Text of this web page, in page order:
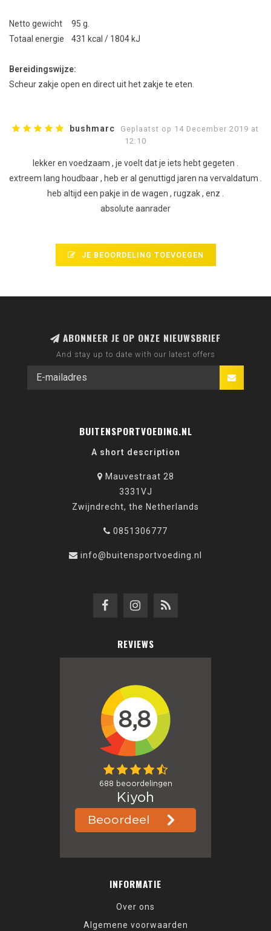
Netto gewicht 95 g.
Totaal energie 431 kcal / 1804 kJ
Bereidingswijze:
Scheur zakje open en direct uit het zakje te eten.
bushmarc
Geplaatst op 14 December 2019 at
12:10
lekker en voedzaam , je voelt dat je iets hebt gegeten .
extreem lang houdbaar , heb er al genuttigd jaren na vervaldatum .
heb altijd een pakje in de wagen , rugzak , enz .
absolute aanrader
JE BEOORDELING TOEVOEGEN
ABONNEER JE OP ONZE NIEUWSBRIEF
And stay up to date with our latest offers
BUITENSPORTVOEDING.NL
A short description
Mauvestraat 28
3331VJ
Zwijndrecht, the Netherlands
0851306777
info@buitensportvoeding.nl
REVIEWS
INFORMATIE
Over ons
Algemene voorwaarden